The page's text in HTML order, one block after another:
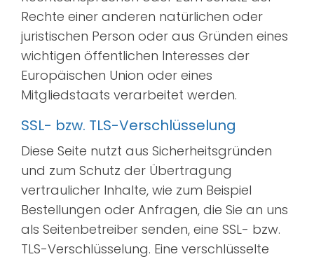
Rechte einer anderen natürlichen oder
juristischen Person oder aus Gründen eines
wichtigen öffentlichen Interesses der
Europäischen Union oder eines
Mitgliedstaats verarbeitet werden.
SSL- bzw. TLS-Verschlüsselung
Diese Seite nutzt aus Sicherheitsgründen
und zum Schutz der Übertragung
vertraulicher Inhalte, wie zum Beispiel
Bestellungen oder Anfragen, die Sie an uns
als Seitenbetreiber senden, eine SSL- bzw.
TLS-Verschlüsselung. Eine verschlüsselte